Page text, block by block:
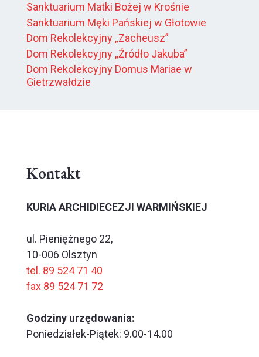
Sanktuarium Matki Bożej w Krośnie
Sanktuarium Męki Pańskiej w Głotowie
Dom Rekolekcyjny „Zacheusz”
Dom Rekolekcyjny „Źródło Jakuba”
Dom Rekolekcyjny Domus Mariae w
Gietrzwałdzie
Kontakt
KURIA ARCHIDIECEZJI WARMIŃSKIEJ
ul. Pieniężnego 22,
10-006 Olsztyn
tel. 89 524 71 40
fax 89 524 71 72
Godziny urzędowania:
Poniedziałek-Piątek: 9.00-14.00